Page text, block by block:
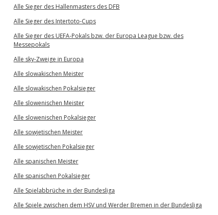
Alle Sieger des Hallenmasters des DFB
Alle Sieger des Intertoto-Cups
Alle Sieger des UEFA-Pokals bzw. der Europa League bzw. des
Messepokals
Alle sky-Zweige in Europa
Alle slowakischen Meister
Alle slowakischen Pokalsieger
Alle slowenischen Meister
Alle slowenischen Pokalsieger
Alle sowjetischen Meister
Alle sowjetischen Pokalsieger
Alle spanischen Meister
Alle spanischen Pokalsieger
Alle Spielabbrüche in der Bundesliga
Alle Spiele zwischen dem HSV und Werder Bremen in der Bundesliga